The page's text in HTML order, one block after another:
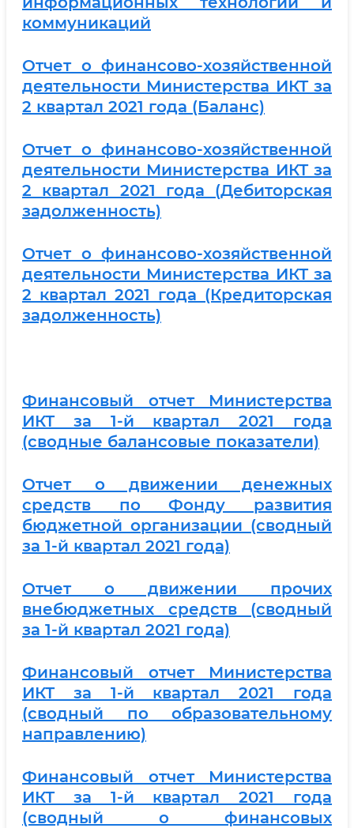
коммуникаций
Отчет о финансово-хозяйственной
деятельности Министерства ИКТ за
2 квартал 2021 года (Баланс)
Отчет о финансово-хозяйственной
деятельности Министерства ИКТ за
2 квартал 2021 года (Дебиторская
задолженность)
Отчет о финансово-хозяйственной
деятельности Министерства ИКТ за
2 квартал 2021 года (Кредиторская
задолженность)
Финансовый отчет Министерства
ИКТ за 1-й квартал 2021 года
(сводные балансовые показатели)
Отчет о движении денежных
средств по Фонду развития
бюджетной организации (сводный
за 1-й квартал 2021 года)
Отчет о движении прочих
внебюджетных средств (сводный
за 1-й квартал 2021 года)
Финансовый отчет Министерства
ИКТ за 1-й квартал 2021 года
(сводный по образовательному
направлению)
Финансовый отчет Министерства
ИКТ за 1-й квартал 2021 года
(сводный о финансовых